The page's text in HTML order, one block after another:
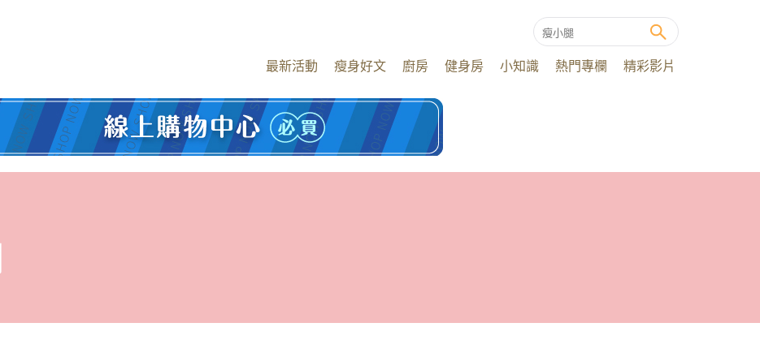
最新活動 瘦身好文 廚房 健身房 小知識 熱門專欄 精彩影片